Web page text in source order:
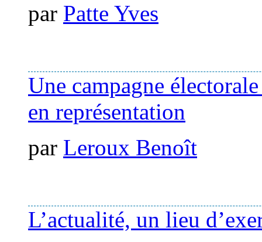
par Patte Yves
Une campagne
en représentation
par Leroux Benoît
L’actualité, un lieu